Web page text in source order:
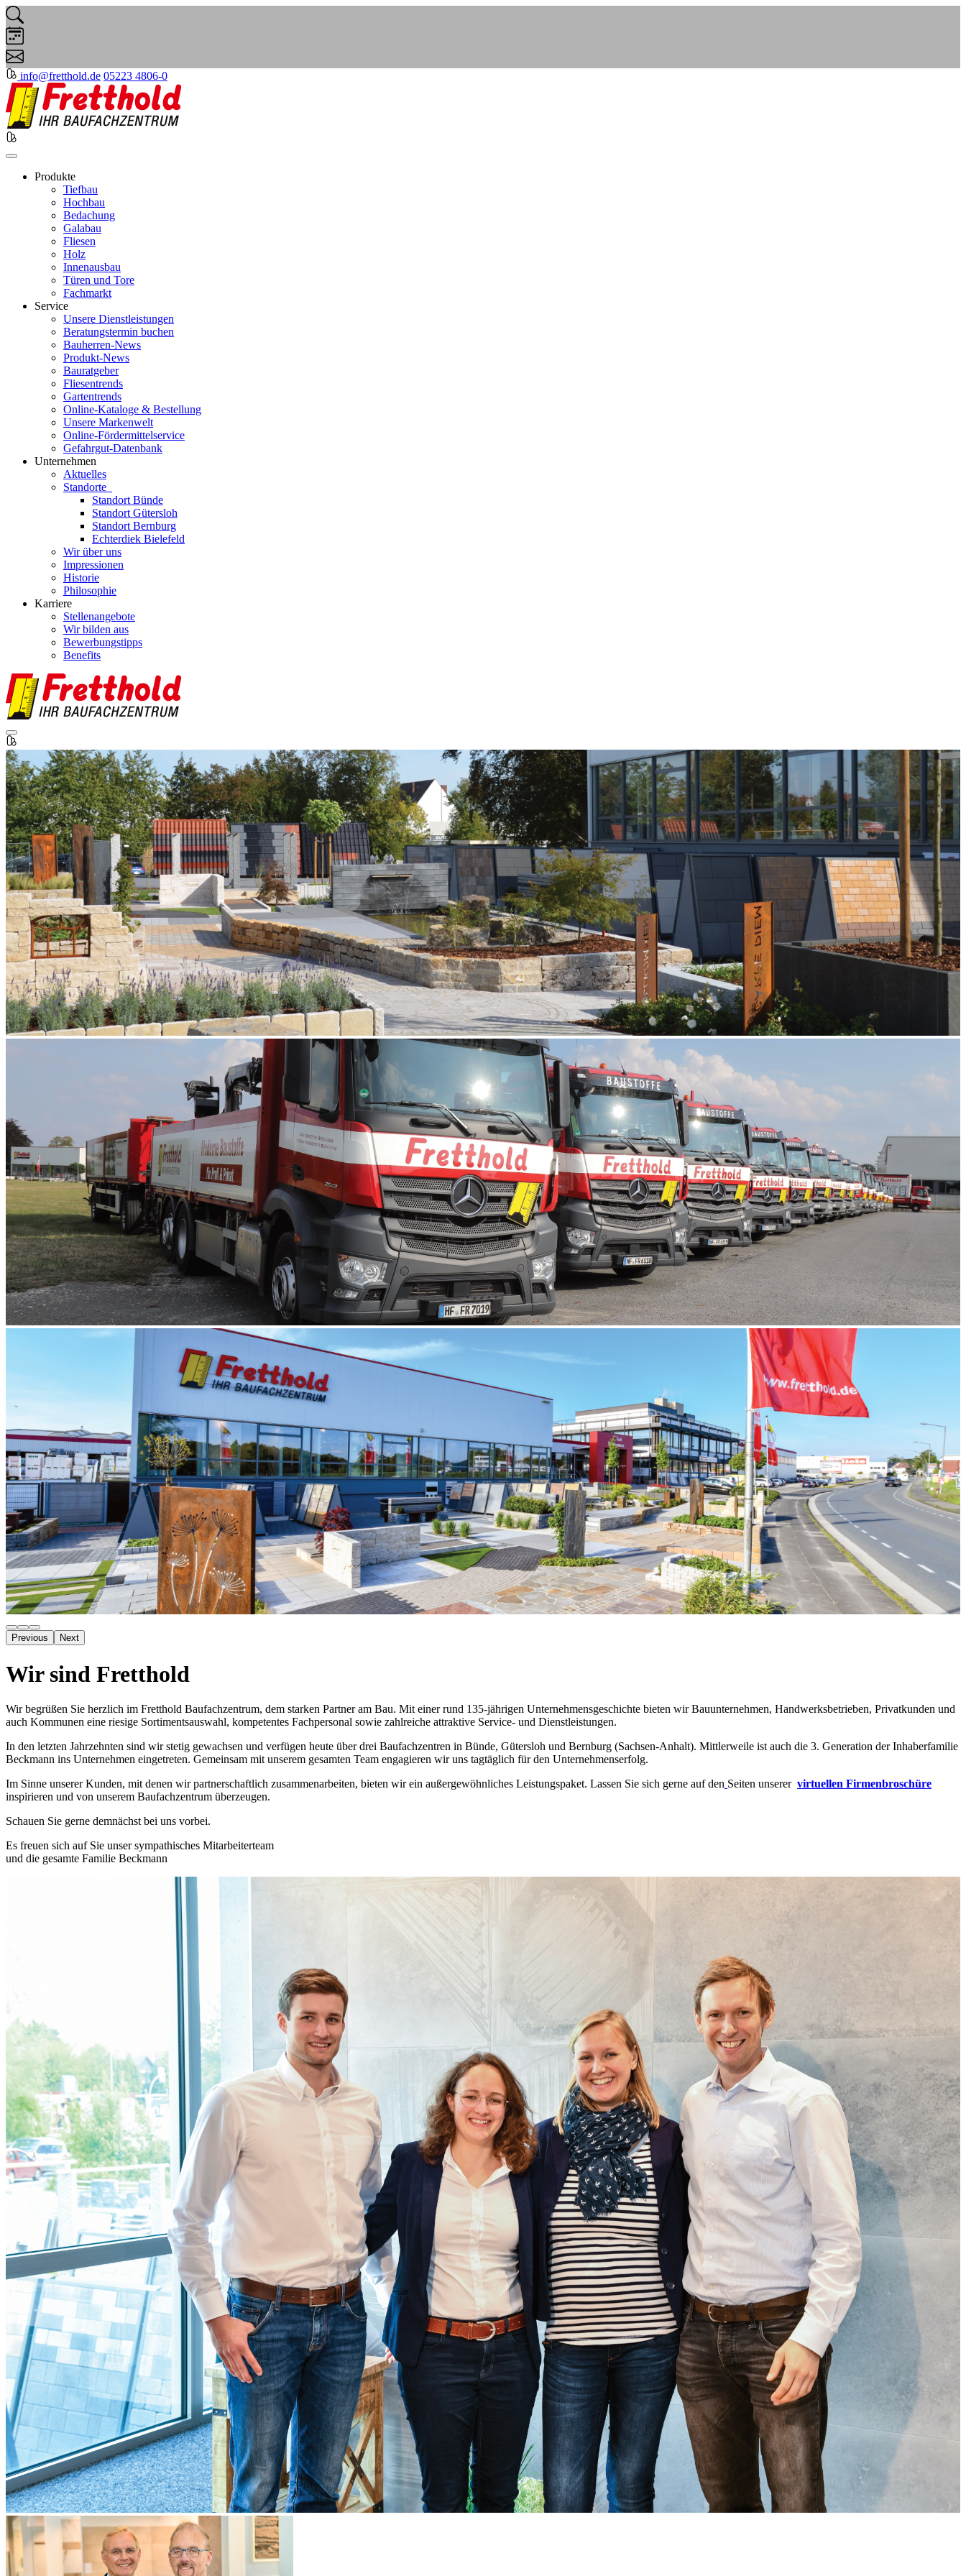
info@fretthold.de 05223 4806-0
Produkte
Tiefbau
Hochbau
Bedachung
Galabau
Fliesen
Holz
Innenausbau
Türen und Tore
Fachmarkt
Service
Unsere Dienstleistungen
Beratungstermin buchen
Bauherren-News
Produkt-News
Bauratgeber
Fliesentrends
Gartentrends
Online-Kataloge & Bestellung
Unsere Markenwelt
Online-Fördermittelservice
Gefahrgut-Datenbank
Unternehmen
Aktuelles
Standorte
Standort Bünde
Standort Gütersloh
Standort Bernburg
Echterdiek Bielefeld
Wir über uns
Impressionen
Historie
Philosophie
Karriere
Stellenangebote
Wir bilden aus
Bewerbungstipps
Benefits
Previous Next
Wir sind Fretthold
Wir begrüßen Sie herzlich im Fretthold Baufachzentrum, dem starken Partner am Bau. Mit einer rund 135-jährigen Unternehmensgeschichte bieten wir Bauunternehmen, Handwerksbetrieben, Privatkunden und
auch Kommunen eine riesige Sortimentsauswahl, kompetentes Fachpersonal sowie zahlreiche attraktive Service- und Dienstleistungen.
In den letzten Jahrzehnten sind wir stetig gewachsen und verfügen heute über drei Baufachzentren in Bünde, Gütersloh und Bernburg (Sachsen-Anhalt). Mittlerweile ist auch die 3. Generation der Inhaberfamilie
Beckmann ins Unternehmen eingetreten. Gemeinsam mit unserem gesamten Team engagieren wir uns tagtäglich für den Unternehmenserfolg.
Im Sinne unserer Kunden, mit denen wir partnerschaftlich zusammenarbeiten, bieten wir ein außergewöhnliches Leistungspaket. Lassen Sie sich gerne auf den Seiten unserer virtuellen Firmenbroschüre
inspirieren und von unserem Baufachzentrum überzeugen.
Schauen Sie gerne demnächst bei uns vorbei.
Es freuen sich auf Sie unser sympathisches Mitarbeiterteam
und die gesamte Familie Beckmann